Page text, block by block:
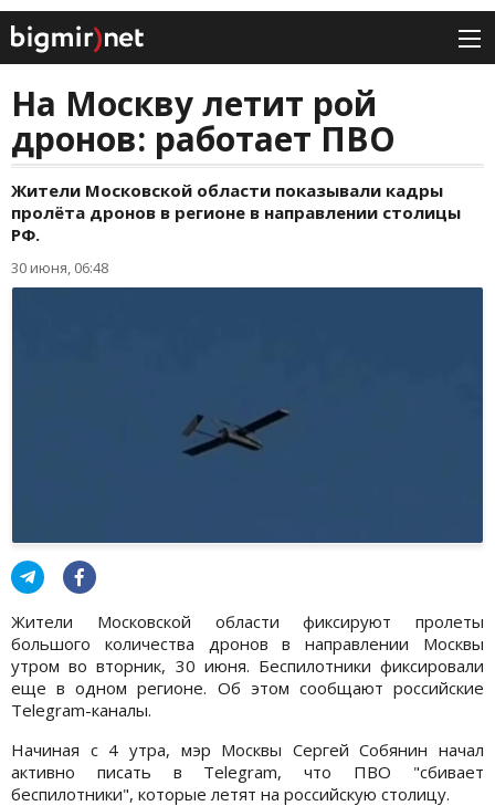
На Москву летит рой
дронов: работает ПВО
Жители Московской области показывали кадры
пролёта дронов в регионе в направлении столицы
РФ.
30 июня, 06:48
Жители Московской области фиксируют пролеты
большого количества дронов в направлении Москвы
утром во вторник, 30 июня. Беспилотники фиксировали
еще в одном регионе. Об этом сообщают российские
Telegram-каналы.
Начиная с 4 утра, мэр Москвы Сергей Собянин начал
активно писать в Telegram, что ПВО "сбивает
беспилотники", которые летят на российскую столицу.